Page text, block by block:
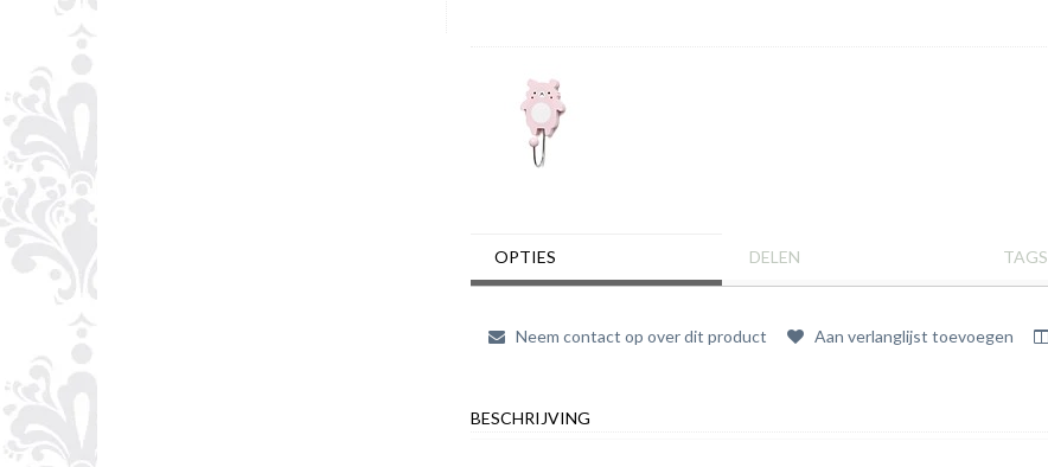
OPTIES DELEN TAGS
Neem contact op over dit product Aan verlanglijst toevoegen
BESCHRIJVING